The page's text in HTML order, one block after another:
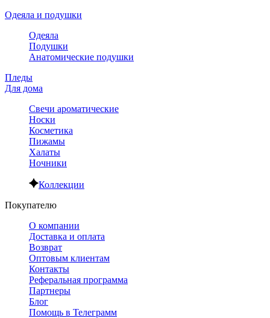
Одеяла и подушки
Одеяла
Подушки
Анатомические подушки
Пледы
Для дома
Свечи ароматические
Носки
Косметика
Пижамы
Халаты
Ночники
Коллекции
Покупателю
О компании
Доставка и оплата
Возврат
Оптовым клиентам
Контакты
Реферальная программа
Партнеры
Блог
Помощь в Телеграмм